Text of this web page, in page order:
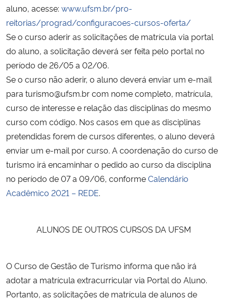
Ministério do Desenvolvimento Regional
Controladoria-Geral da União
Ministério da Mulher, da Família e dos Direitos Humanos
Secretaria-Geral
Secretaria de Governo
Gabinete de Segurança Institucional
Advocacia-Geral da União
aluno, acesse: www.ufsm.br/pro-
reitorias/prograd/configuracoes-cursos-oferta/
Se o curso aderir as solicitações de matrícula via portal
do aluno, a solicitação deverá ser feita pelo portal no
período de 26/05 a 02/06.
Se o curso não aderir, o aluno deverá enviar um e-mail
para turismo@ufsm.br com nome completo, matrícula,
curso de interesse e relação das disciplinas do mesmo
curso com código. Nos casos em que as disciplinas
pretendidas forem de cursos diferentes, o aluno deverá
enviar um e-mail por curso. A coordenação do curso de
turismo irá encaminhar o pedido ao curso da disciplina
no período de 07 a 09/06, conformeCalendário
Acadêmico 2021 – REDE.
ALUNOS DE OUTROS CURSOS DA UFSM
O Curso de Gestão de Turismo informa que não irá
adotar a matrícula extracurricular via Portal do Aluno.
Portanto, as solicitações de matrícula de alunos de